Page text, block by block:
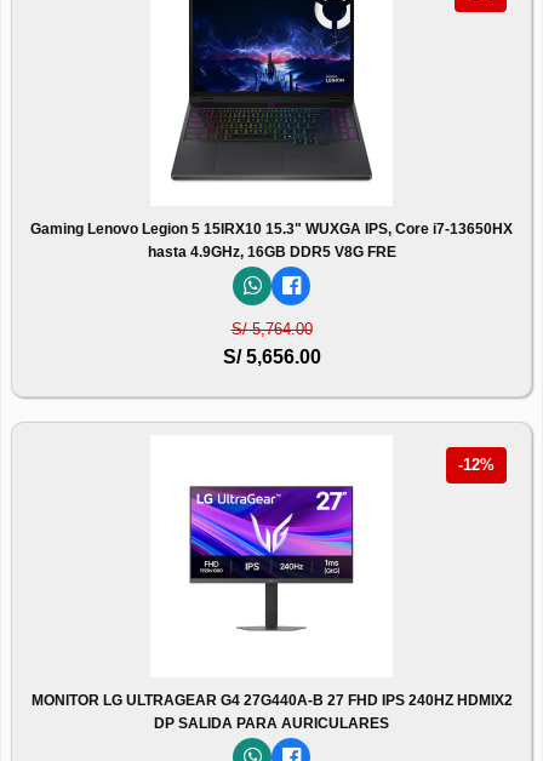
Gaming Lenovo Legion 5 15IRX10 15.3" WUXGA IPS, Core i7-13650HX
hasta 4.9GHz, 16GB DDR5 V8G FRE
S/ 5,764.00
S/ 5,656.00
-12%
MONITOR LG ULTRAGEAR G4 27G440A-B 27 FHD IPS 240HZ HDMIX2
DP SALIDA PARA AURICULARES